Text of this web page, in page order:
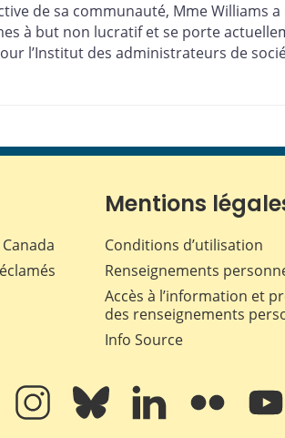
de sa communauté, Mme Williams
à but non lucratif et se porte
l’Institut des administrateurs de
Mentions
Conditions d’utilisation
Renseignements
Accès à l’information et
des renseignements
Info Source